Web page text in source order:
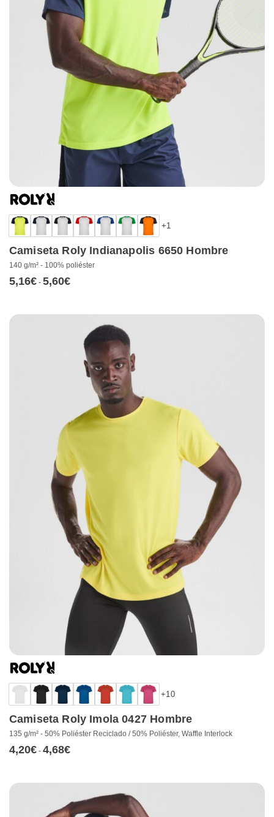
+1
Camiseta Roly Indianapolis 6650 Hombre
140 g/m² - 100% poliéster
5,16€ - 5,60€Rango
de
hasta
+10
Camiseta Roly Imola 0427 Hombre
135 g/m² - 50% Poliéster Reciclado / 50% Poliéster, Waffle Interlock
4,20€ - 4,68€Rango
de
hasta